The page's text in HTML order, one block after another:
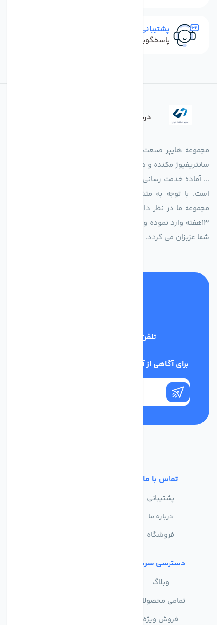
پشتیبانی سریع
پاسخگویی سریع به تماس‌ها و پیام‌ها
درباره فروشگاه
مجموعه هایپر صنعت ایران در امر تولید و واردات انواع فن های
سانتریفیوژ مکنده و دمنده آکسیال، سقفی، بین کانالی، مرغداری و
... آماده خدمت رسانی به شرکت های تولیدی، صنعتی و ساختمانی
است. با توجه به متنوع بودن فن های تولیدی کمپانی اروپایی
مجموعه ما در نظر دارد کالاهای تخصصی شما عزیزان رو در صرف
13هفته وارد نموده و این عمر باعث صرفه جویی در هزینه و زمان
شما عزیزان می گردد.
تلفن پشتیبانی
برای آگاهی از آخرین اخبار در خبرنامه ما عضو شوید
تماس با ما
پشتیبانی
درباره ما
فروشگاه
دسترسی سریع
وبلاگ
تمامی محصولات
فروش ویژه